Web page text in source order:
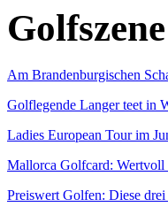
Am Brandenburgischen
Golflegende Langer teet in
Ladies European Tour im
Mallorca Golfcard:
Preiswert Golfen: Diese